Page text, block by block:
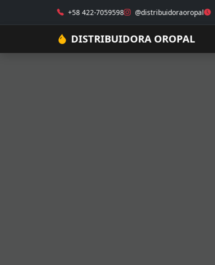
+58 422-7059598 @distribuidoraoropal
DISTRIBUIDORA OROPAL